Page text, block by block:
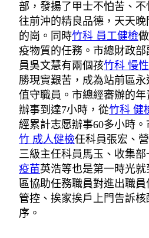
部，發揚了甲士不怕苦、
往前沖的精良品德，天天
的崗。同時竹科 員工健檢
疫物質的任務。市總財政
員吳文慧有兩個孩竹科 慢
勝現實艱苦，成為站前區
值守職員。市總經審辦的
辦事到達7小時，從竹科 健
經累計志愿辦事60多小時
竹 成人健檢任科員張宏、
三級主任科員馬玉、收集
疫苗英浩等也是第一時光就
區協助任務職員對進出職員
管控、挨家挨戶上門告訴
序。